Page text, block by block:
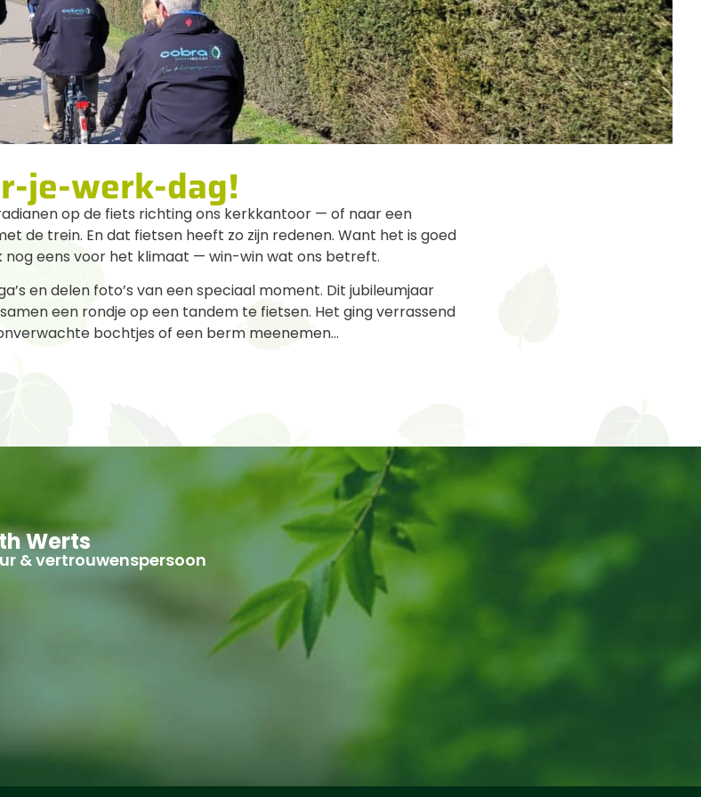
je-werk-dag!
op de fiets richting ons kerkkantoor — of naar een
de trein. En dat fietsen heeft zo zijn redenen. Want het is goed
nog eens voor het klimaat — win-win wat ons betreft.
en delen foto’s van een speciaal moment. Dit jubileumjaar
een rondje op een tandem te fietsen. Het ging verrassend
bochtjes of een berm meenemen…
Werts
& vertrouwenspersoon